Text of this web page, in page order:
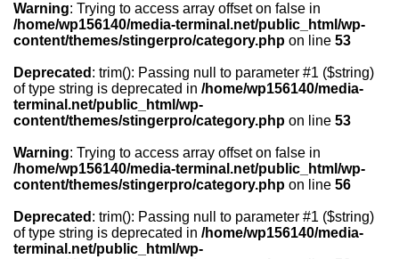
Warning: Trying to access array offset on false in
/home/wp156140/media-terminal.net/public_html/wp-
content/themes/stingerpro/category.php on line 53
Deprecated : trim(): Passing null to parameter #1 ($string)
of type string is deprecated in /home/wp156140/media-
terminal.net/public_html/wp-
content/themes/stingerpro/category.php on line 53
Warning: Trying to access array offset on false in
/home/wp156140/media-terminal.net/public_html/wp-
content/themes/stingerpro/category.php on line 56
Deprecated : trim(): Passing null to parameter #1 ($string)
of type string is deprecated in /home/wp156140/media-
terminal.net/public_html/wp-